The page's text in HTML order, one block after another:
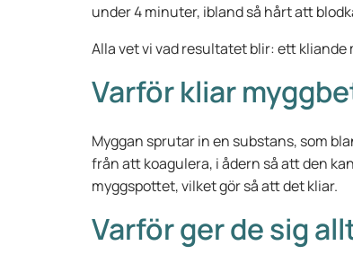
under 4 minuter, ibland så hårt att
Alla vet vi vad resultatet blir: ett
Varför kliar
Myggan sprutar in en substans, som
från att koagulera, i ådern så att den
myggspottet, vilket gör så att det kliar.
Varför ger de sig